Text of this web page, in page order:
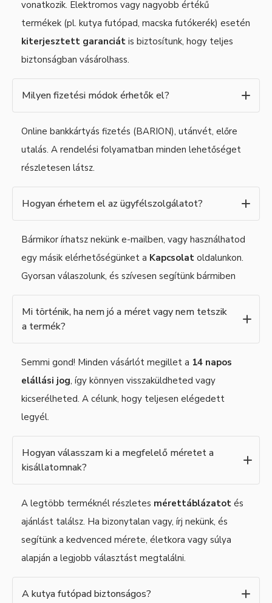
vonatkozik. Elektromos vagy nagyobb értékű
termékek (pl. kutya futópad, macska futókerék) esetén
kiterjesztett garanciát is biztosítunk, hogy teljes
biztonságban vásárolhass.
Milyen fizetési módok érhetők el?
Online bankkártyás fizetés (BARION), utánvét, előre
utalás. A rendelési folyamatban minden lehetőséget
részletesen látsz.
Hogyan érhetem el az ügyfélszolgálatot?
Bármikor írhatsz nekünk e-mailben, vagy használhatod
egy másik elérhetőségünket a Kapcsolat oldalunkon.
Gyorsan válaszolunk, és szívesen segítünk bármiben
Mi történik, ha nem jó a méret vagy nem tetszik
a termék?
Semmi gond! Minden vásárlót megillet a 14 napos
elállási jog, így könnyen visszaküldheted vagy
kicserélheted. A célunk, hogy teljesen elégedett
legyél.
Hogyan válasszam ki a megfelelő méretet a
kisállatomnak?
A legtöbb terméknél részletes mérettáblázatot és
ajánlást találsz. Ha bizonytalan vagy, írj nekünk, és
segítünk a kedvenced mérete, életkora vagy súlya
alapján a legjobb választást megtalálni.
A kutya futópad biztonságos?